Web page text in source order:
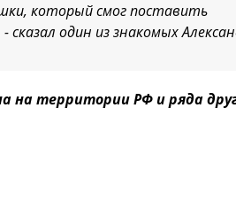
который смог поставить
один из знакомых
на территории РФ и ряда